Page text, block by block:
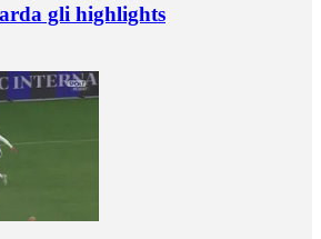
gli highlights